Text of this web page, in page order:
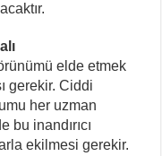
elde etmek
gerekir. Ciddi
her uzman
bu inandırıcı
ekilmesi gerekir.